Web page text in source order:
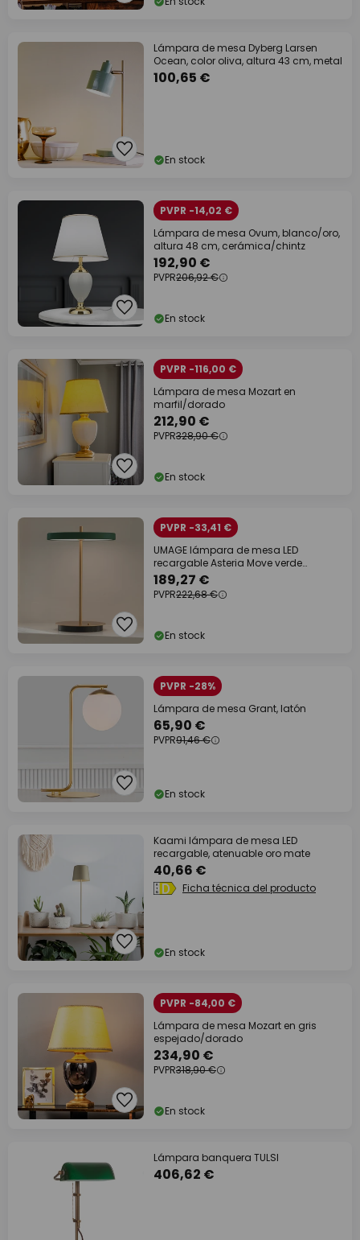
Lámpara de mesa Dyberg Larsen
Ocean, color oliva, altura 43 cm, metal
100,65 €
En stock
PVPR -14,02 €
Lámpara de mesa Ovum, blanco/oro,
altura 48 cm, cerámica/chintz
192,90 €
PVPR206,92 €
En stock
PVPR -116,00 €
Lámpara de mesa Mozart en
marfil/dorado
212,90 €
PVPR328,90 €
En stock
PVPR -33,41 €
UMAGE lámpara de mesa LED
recargable Asteria Move verde
bosque/latón 31cm
189,27 €
PVPR222,68 €
En stock
PVPR -28%
Lámpara de mesa Grant, latón
65,90 €
PVPR91,46 €
En stock
Kaami lámpara de mesa LED
recargable, atenuable oro mate
40,66 €
Ficha técnica del producto
En stock
PVPR -84,00 €
Lámpara de mesa Mozart en gris
espejado/dorado
234,90 €
PVPR318,90 €
En stock
Lámpara banquera TULSI
406,62 €